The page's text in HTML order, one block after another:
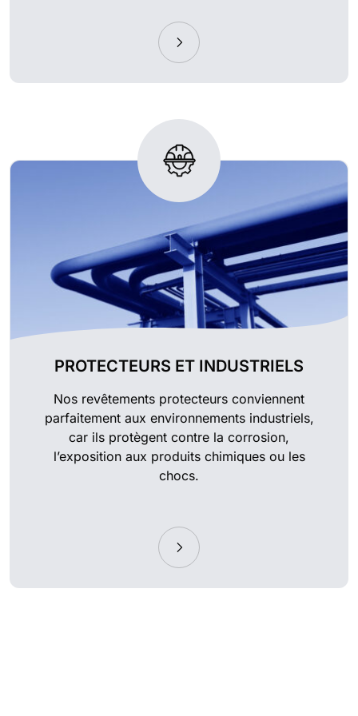
PROTECTEURS ET INDUSTRIELS
Nos revêtements protecteurs conviennent
parfaitement aux environnements industriels,
car ils protègent contre la corrosion,
l’exposition aux produits chimiques ou les
chocs.